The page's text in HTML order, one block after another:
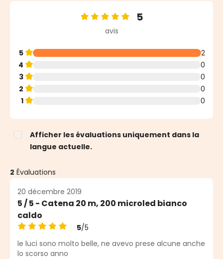
Note moyenne de 5 sur 5 étoiles
5
avis
5
2
4
0
3
0
2
0
1
0
Afficher les évaluations uniquement dans la
langue actuelle.
2 Évaluations
20 décembre 2019
5 / 5 - Catena 20 m, 200 microled bianco
caldo
Note moyenne de 5 sur 5 étoiles
5/5
le luci sono molto belle, ne avevo prese alcune anche
lo scorso anno